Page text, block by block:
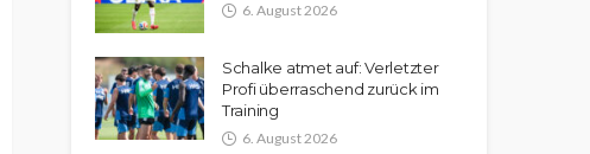
6. August 2026
Schalke atmet auf: Verletzter
Profi überraschend zurück im
Training
6. August 2026